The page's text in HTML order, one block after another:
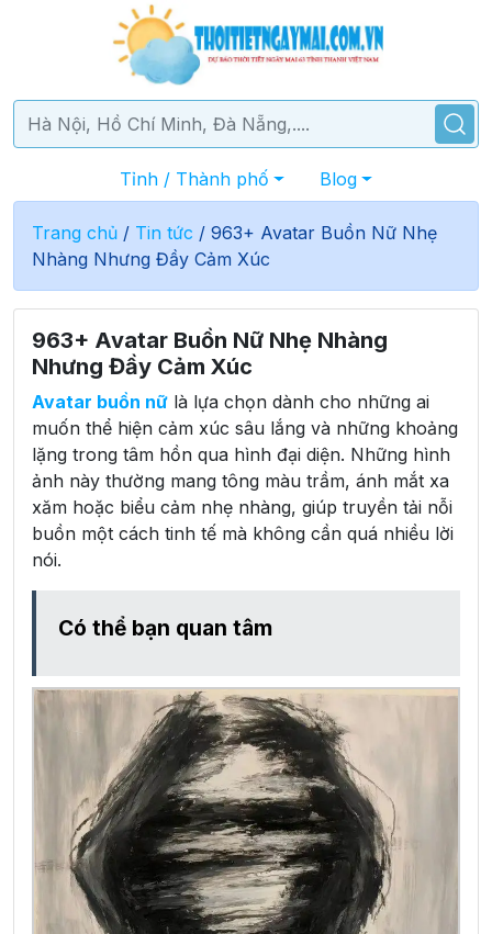
Tỉnh / Thành phố Blog
Trang chủ / Tin tức / 963+ Avatar Buồn Nữ Nhẹ
Nhàng Nhưng Đầy Cảm Xúc
963+ Avatar Buồn Nữ Nhẹ Nhàng
Nhưng Đầy Cảm Xúc
Avatar buồn nữ là lựa chọn dành cho những ai
muốn thể hiện cảm xúc sâu lắng và những khoảng
lặng trong tâm hồn qua hình đại diện. Những hình
ảnh này thường mang tông màu trầm, ánh mắt xa
xăm hoặc biểu cảm nhẹ nhàng, giúp truyền tải nỗi
buồn một cách tinh tế mà không cần quá nhiều lời
nói.
Có thể bạn quan tâm